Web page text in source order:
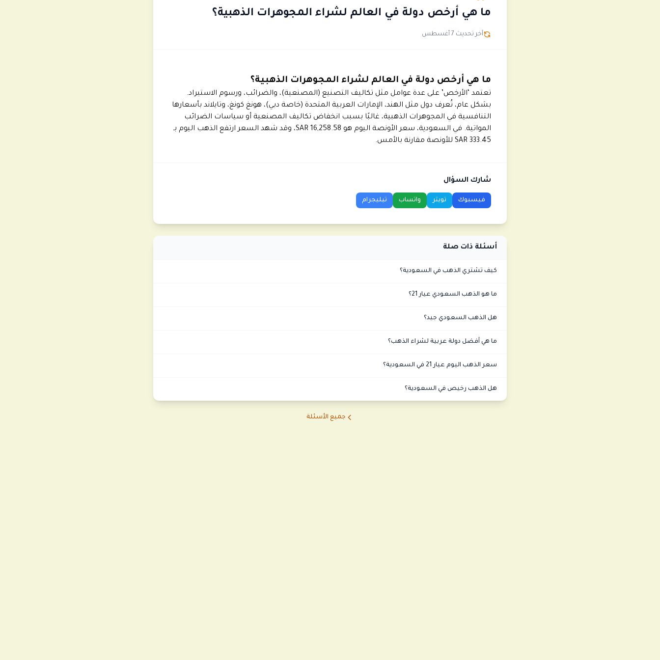
ما هي أرخص دولة في العالم لشراء المجوهرات الذهبية؟
آخر تحديث 7 أغسطس
ما هي أرخص دولة في العالم لشراء المجوهرات الذهبية؟
تعتمد ‘الأرخص’ على عدة عوامل مثل تكاليف التصنيع (المصنعية)، والضرائب، ورسوم الاستيراد.
بشكل عام، تُعرف دول مثل الهند، الإمارات العربية المتحدة (خاصة دبي)، هونغ كونغ، وتايلاند بأسعارها
التنافسية في المجوهرات الذهبية، غالبًا بسبب انخفاض تكاليف المصنعية أو سياسات الضرائب
المواتية. في السعودية، سعر الأونصة اليوم هو 16,258.58 SAR، وقد شهد السعر ارتفع الذهب اليوم بـ
333.45 SAR للأونصة مقارنة بالأمس.
شارك السؤال
فيسبوك تويتر واتساب تيليجرام
أسئلة ذات صلة
كيف تشتري الذهب في السعودية؟
ما هو الذهب السعودي عيار 21؟
هل الذهب السعودي جيد؟
ما هي أفضل دولة عربية لشراء الذهب؟
سعر الذهب اليوم عيار 21 في السعودية؟
هل الذهب رخيص في السعودية؟
جميع الأسئلة